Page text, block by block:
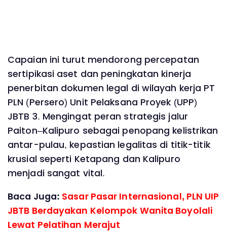
Capaian ini turut mendorong percepatan
sertipikasi aset dan peningkatan kinerja
penerbitan dokumen legal di wilayah kerja PT
PLN (Persero) Unit Pelaksana Proyek (UPP)
JBTB 3. Mengingat peran strategis jalur
Paiton–Kalipuro sebagai penopang kelistrikan
antar-pulau, kepastian legalitas di titik-titik
krusial seperti Ketapang dan Kalipuro
menjadi sangat vital.
Baca Juga: Sasar Pasar Internasional, PLN UIP
JBTB Berdayakan Kelompok Wanita Boyolali
Lewat Pelatihan Merajut